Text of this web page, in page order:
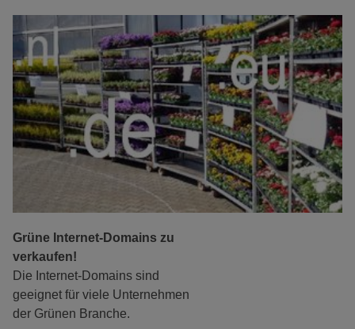
Grüne Internet-Domains zu
verkaufen!
Die Internet-Domains sind
geeignet für viele Unternehmen
der Grünen Branche.